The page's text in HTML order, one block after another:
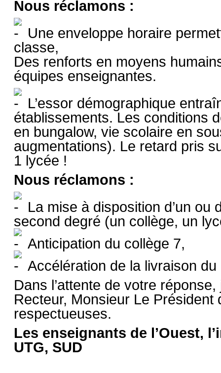
Nous réclamons :
Une enveloppe horaire
classe,
Des renforts en moyens
équipes enseignantes.
L’essor démographique
établissements. Les conditions
en bungalow, vie scolaire en
augmentations). Le retard pris
1 lycée !
Nous réclamons :
La mise à disposition d’un
second degré (un collège, un
Anticipation du collège 7,
Accélération de la livraison du
Dans l’attente de votre
Recteur, Monsieur Le
respectueuses.
Les enseignants de l’Ouest,
UTG, SUD